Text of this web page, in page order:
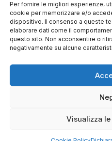
Per fornire le migliori esperienze,
cookie per memorizzare e/o
dispositivo. Il consenso a queste
elaborare dati come il
questo sito. Non acconsentire o
negativamente su alcune
Visualizza
+39 348 5888298
info@spesaincampagna.com
PAGINE DEL SITO
Rete Agricola La Spesa in